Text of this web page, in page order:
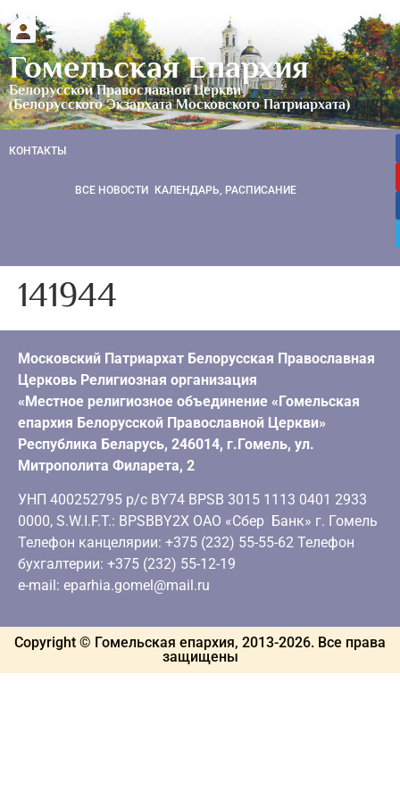
Гомельская Епархия
Белорусской Православной Церкви
(Белорусского Экзархата Московского Патриархата)
КОНТАКТЫ
ВСЕ НОВОСТИ КАЛЕНДАРЬ, РАСПИСАНИЕ
141944
Московский Патриархат Белорусская Православная
Церковь Религиозная организация
«Местное религиозное объединение «Гомельская
епархия Белорусской Православной Церкви»
Республика Беларусь, 246014, г.Гомель, ул.
Митрополита Филарета, 2
УНП 400252795 р/с BY74 BPSB 3015 1113 0401 2933
0000, S.W.I.F.T.: BPSBBY2X ОАО «Сбер Банк» г. Гомель
Телефон канцелярии: +375 (232) 55-55-62 Телефон
бухгалтерии: +375 (232) 55-12-19
e-mail: eparhia.gomel@mail.ru
Copyright © Гомельская епархия, 2013-2026. Все права
защищены